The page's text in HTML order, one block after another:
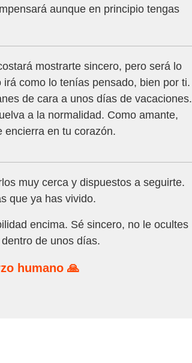
aunque en principio tengas
mostrarte sincero, pero será lo
como lo tenías pensado, bien por ti.
de cara a unos días de vacaciones.
a la normalidad. Como amante,
encierra en tu corazón.
muy cerca y dispuestos a seguirte.
que ya has vivido.
encima. Sé sincero, no le ocultes
de unos días.
humano 🙏